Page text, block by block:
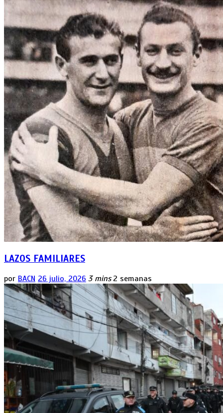
LAZOS FAMILIARES
por BACN 26 julio, 2026 3 mins 2 semanas